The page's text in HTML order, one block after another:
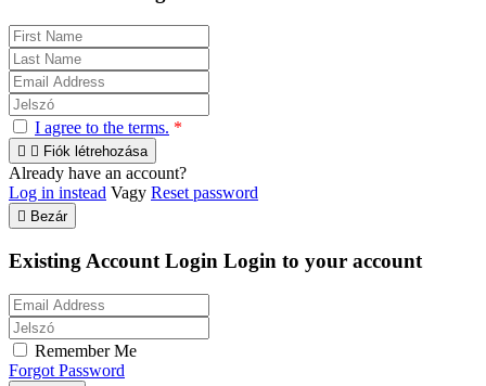
I agree to the terms. *
  Fiók létrehozása
Already have an account?
Log in instead Vagy Reset password
 Bezár
Existing Account Login Login to your account
Remember Me
Forgot Password